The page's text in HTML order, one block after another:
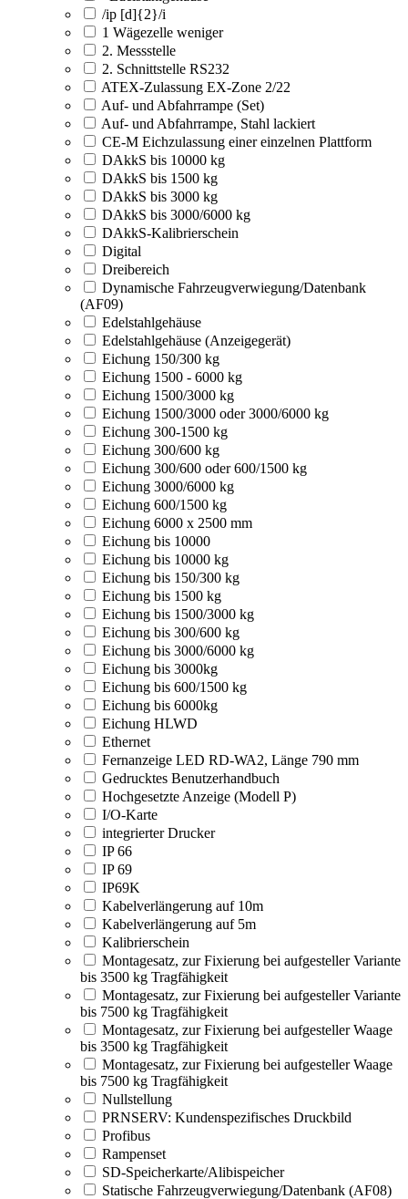
/ip [d]{2}/i
1 Wägezelle weniger
2. Messstelle
2. Schnittstelle RS232
ATEX-Zulassung EX-Zone 2/22
Auf- und Abfahrrampe (Set)
Auf- und Abfahrrampe, Stahl lackiert
CE-M Eichzulassung einer einzelnen Plattform
DAkkS bis 10000 kg
DAkkS bis 1500 kg
DAkkS bis 3000 kg
DAkkS bis 3000/6000 kg
DAkkS-Kalibrierschein
Digital
Dreibereich
Dynamische Fahrzeugverwiegung/Datenbank
(AF09)
Edelstahlgehäuse
Edelstahlgehäuse (Anzeigegerät)
Eichung 150/300 kg
Eichung 1500 - 6000 kg
Eichung 1500/3000 kg
Eichung 1500/3000 oder 3000/6000 kg
Eichung 300-1500 kg
Eichung 300/600 kg
Eichung 300/600 oder 600/1500 kg
Eichung 3000/6000 kg
Eichung 600/1500 kg
Eichung 6000 x 2500 mm
Eichung bis 10000
Eichung bis 10000 kg
Eichung bis 150/300 kg
Eichung bis 1500 kg
Eichung bis 1500/3000 kg
Eichung bis 300/600 kg
Eichung bis 3000/6000 kg
Eichung bis 3000kg
Eichung bis 600/1500 kg
Eichung bis 6000kg
Eichung HLWD
Ethernet
Fernanzeige LED RD-WA2, Länge 790 mm
Gedrucktes Benutzerhandbuch
Hochgesetzte Anzeige (Modell P)
I/O-Karte
integrierter Drucker
IP 66
IP 69
IP69K
Kabelverlängerung auf 10m
Kabelverlängerung auf 5m
Kalibrierschein
Montagesatz, zur Fixierung bei aufgesteller Variante
bis 3500 kg Tragfähigkeit
Montagesatz, zur Fixierung bei aufgesteller Variante
bis 7500 kg Tragfähigkeit
Montagesatz, zur Fixierung bei aufgesteller Waage
bis 3500 kg Tragfähigkeit
Montagesatz, zur Fixierung bei aufgesteller Waage
bis 7500 kg Tragfähigkeit
Nullstellung
PRNSERV: Kundenspezifisches Druckbild
Profibus
Rampenset
SD-Speicherkarte/Alibispeicher
Statische Fahrzeugverwiegung/Datenbank (AF08)